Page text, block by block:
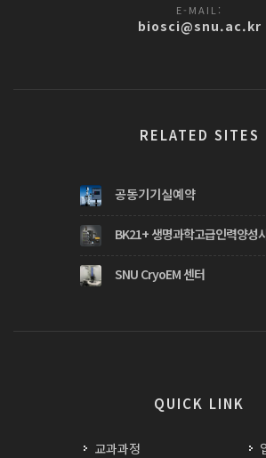
E-MAIL:
biosci@snu.ac.kr
RELATED SITES
공동기기실예약
BK21+ 생명과학고급인력양성
SNU CryoEM 센터
QUICK LINK
교과과정